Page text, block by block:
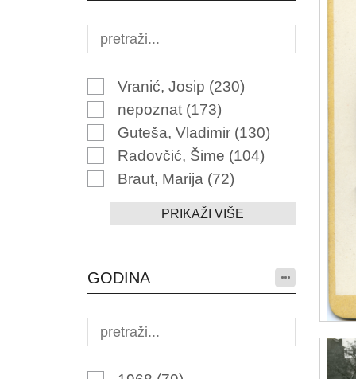
Vranić, Josip (230)
nepoznat (173)
Guteša, Vladimir (130)
Radovčić, Šime (104)
Braut, Marija (72)
PRIKAŽI VIŠE
GODINA